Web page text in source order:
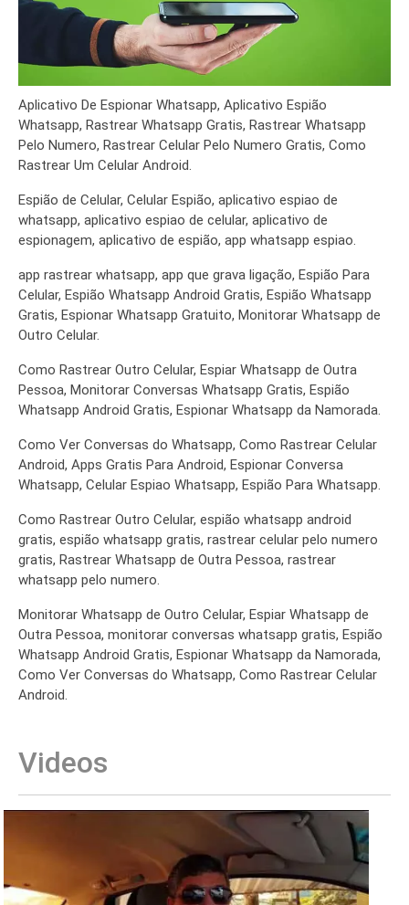
Aplicativo De Espionar Whatsapp, Aplicativo Espião
Whatsapp, Rastrear Whatsapp Gratis, Rastrear Whatsapp
Pelo Numero, Rastrear Celular Pelo Numero Gratis, Como
Rastrear Um Celular Android.
Espião de Celular, Celular Espião, aplicativo espiao de
whatsapp, aplicativo espiao de celular, aplicativo de
espionagem, aplicativo de espião, app whatsapp espiao.
app rastrear whatsapp, app que grava ligação, Espião Para
Celular, Espião Whatsapp Android Gratis, Espião Whatsapp
Gratis, Espionar Whatsapp Gratuito, Monitorar Whatsapp de
Outro Celular.
Como Rastrear Outro Celular, Espiar Whatsapp de Outra
Pessoa, Monitorar Conversas Whatsapp Gratis, Espião
Whatsapp Android Gratis, Espionar Whatsapp da Namorada.
Como Ver Conversas do Whatsapp, Como Rastrear Celular
Android, Apps Gratis Para Android, Espionar Conversa
Whatsapp, Celular Espiao Whatsapp, Espião Para Whatsapp.
Como Rastrear Outro Celular, espião whatsapp android
gratis, espião whatsapp gratis, rastrear celular pelo numero
gratis, Rastrear Whatsapp de Outra Pessoa, rastrear
whatsapp pelo numero.
Monitorar Whatsapp de Outro Celular, Espiar Whatsapp de
Outra Pessoa, monitorar conversas whatsapp gratis, Espião
Whatsapp Android Gratis, Espionar Whatsapp da Namorada,
Como Ver Conversas do Whatsapp, Como Rastrear Celular
Android.
Videos